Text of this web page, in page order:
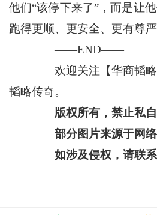
他们“该停下来了”，而是让
跑得更顺、更安全、更有尊严
——END——
欢迎关注【华商韬略】
韬略传奇。
版权所有，禁止私
部分图片来源于网络
如涉及侵权，请联